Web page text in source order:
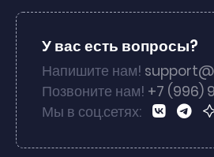
У вас есть вопросы?
Напишите нам!
Позвоните нам! +7 (996)
Мы в соц.сетях: